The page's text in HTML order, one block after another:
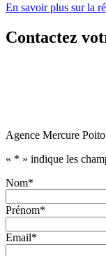
En savoir plus sur la
Contactez
Agence Mercure
« * » indique les
Nom*
Prénom*
Email*